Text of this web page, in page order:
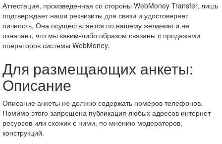
Аттестация, произведенная со стороны WebMoney Transfer, лишь
подтверждает наши реквизиты для связи и удостоверяет
личность. Она осуществляется по нашему желанию и не
означает, что мы каким-либо образом связаны с продажами
операторов системы WebMoney.
Для размещающих анкеты:
Описание
Описание анкеты не должно содержать номеров телефонов.
Помимо этого запрещена публикация любых адресов интернет
ресурсов или схожих с ними, по мнению модераторов,
конструкций.